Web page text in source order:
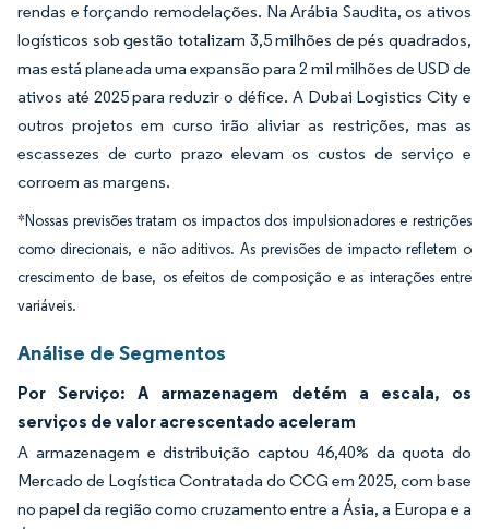
rendas e forçando remodelações. Na Arábia Saudita, os ativos
logísticos sob gestão totalizam 3,5 milhões de pés quadrados,
mas está planeada uma expansão para 2 mil milhões de USD de
ativos até 2025 para reduzir o défice. A Dubai Logistics City e
outros projetos em curso irão aliviar as restrições, mas as
escassezes de curto prazo elevam os custos de serviço e
corroem as margens.
*Nossas previsões tratam os impactos dos impulsionadores e restrições
como direcionais, e não aditivos. As previsões de impacto refletem o
crescimento de base, os efeitos de composição e as interações entre
variáveis.
Análise de Segmentos
Por Serviço: A armazenagem detém a escala, os
serviços de valor acrescentado aceleram
A armazenagem e distribuição captou 46,40% da quota do
Mercado de Logística Contratada do CCG em 2025, com base
no papel da região como cruzamento entre a Ásia, a Europa e a